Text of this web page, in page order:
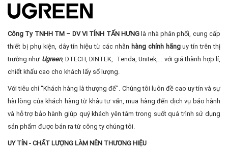
Công Ty TNHH TM – DV VI TÍNH TẤN HƯNGlà nhà phân phối, cung cấp
thiết bị phụ kiện, dây tín hiệu từ các nhãn hàng chính hãnguy tín trên thị
trường như Ugreen, DTECH, DINTEK, Tenda, Unitek,… với giá thành hợp lí,
chiết khấu cao cho khách lấy số lượng.
Với tiêu chí “Khách hàng là thượng đế”. Chúng tôi luôn đề cao uy tín và sự
hài lòng của khách hàng từ khâu tư vấn, mua hàng đến dịch vụ bảo hành
và hỗ trợ bảo hành giúp quý khách yên tâm trong suốt quá trình sử dụng
sản phẩm được bán ra từ công ty chúng tôi.
UY TÍN - CHẤT LƯỢNG LÀM NÊN THƯƠNG HIỆU